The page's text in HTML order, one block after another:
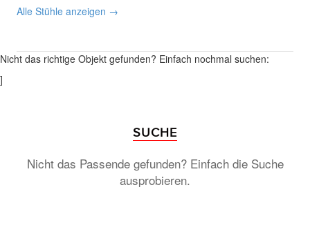
Alle Stühle anzeigen →
Nicht das richtige Objekt gefunden? Einfach nochmal suchen:
]
SUCHE
Nicht das Passende gefunden? Einfach die Suche
ausprobieren.